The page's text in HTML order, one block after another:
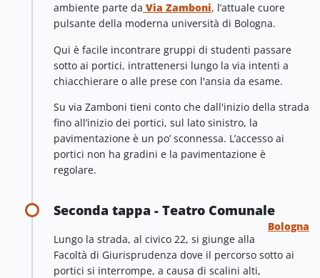
ambiente parte da Via Zamboni, l’attuale cuore
pulsante della moderna università di Bologna.
Qui è facile incontrare gruppi di studenti passare
sotto ai portici, intrattenersi lungo la via intenti a
chiacchierare o alle prese con l'ansia da esame.
Su via Zamboni tieni conto che dall'inizio della strada
fino all’inizio dei portici, sul lato sinistro, la
pavimentazione è un po’ sconnessa. L’accesso ai
portici non ha gradini e la pavimentazione è
regolare.
Seconda tappa - Teatro Comunale
Bologna
Lungo la strada, al civico 22, si giunge alla
Facoltà di Giurisprudenza dove il percorso sotto ai
portici si interrompe, a causa di scalini alti,